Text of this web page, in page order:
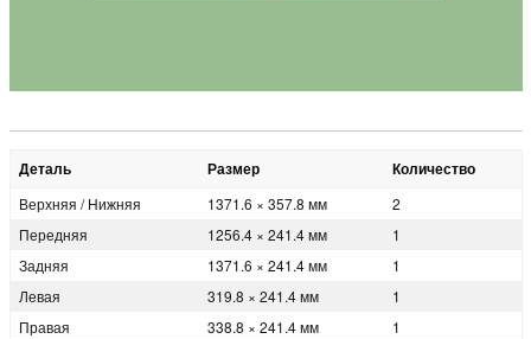
Деталь Размер Количество
Верхняя / Нижняя 1371.6 × 357.8 мм
2
Передняя
1256.4 × 241.4 мм
1
Задняя
1371.6 × 241.4 мм
1
Левая
319.8 × 241.4 мм
1
Правая
338.8 × 241.4 мм
1